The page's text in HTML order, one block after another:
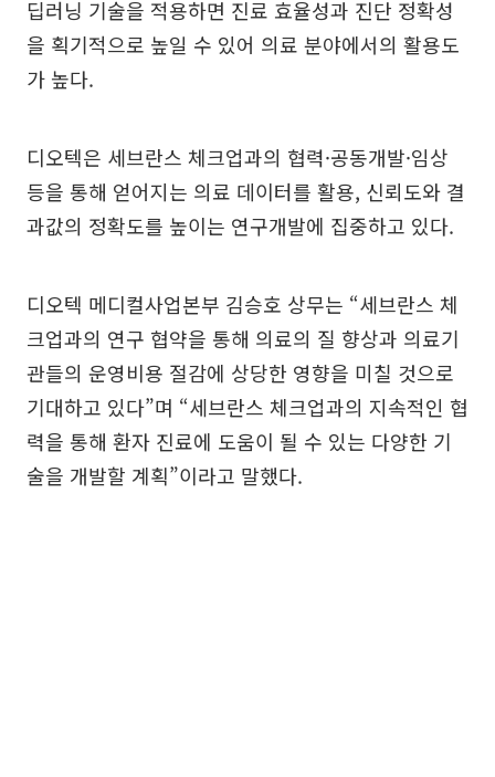
딥러닝 기술을 적용하면 진료 효율성과 진단 정확성
을 획기적으로 높일 수 있어 의료 분야에서의 활용도
가 높다.
디오텍은 세브란스 체크업과의 협력·공동개발·임상
등을 통해 얻어지는 의료 데이터를 활용, 신뢰도와 결
과값의 정확도를 높이는 연구개발에 집중하고 있다.
디오텍 메디컬사업본부 김승호 상무는 “세브란스 체
크업과의 연구 협약을 통해 의료의 질 향상과 의료기
관들의 운영비용 절감에 상당한 영향을 미칠 것으로
기대하고 있다”며 “세브란스 체크업과의 지속적인 협
력을 통해 환자 진료에 도움이 될 수 있는 다양한 기
술을 개발할 계획”이라고 말했다.